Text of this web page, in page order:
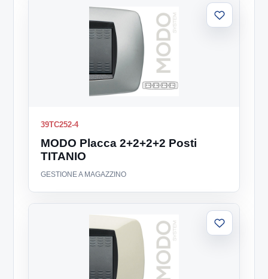
39TC252-4
MODO Placca 2+2+2+2 Posti
TITANIO
GESTIONE A MAGAZZINO
Aggiungi
alla
Aggiungi
alla